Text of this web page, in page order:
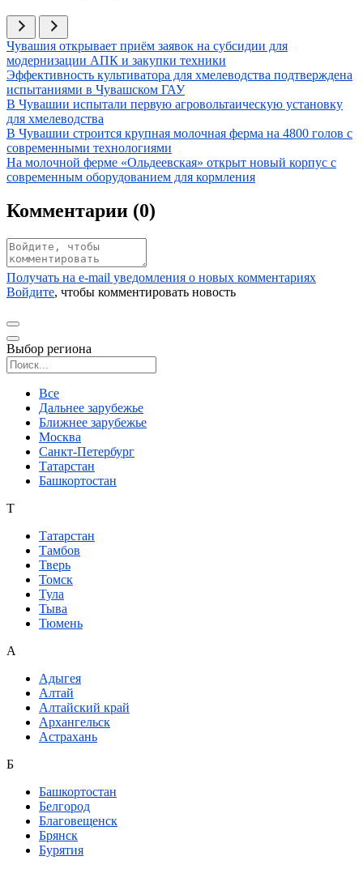
Иллюстрация новости
Чувашия открывает приём заявок на субсидии для
модернизации АПК и закупки техники
Иллюстрация новости
Эффективность культиватора для хмелеводства подтверждена
испытаниями в Чувашском ГАУ
Иллюстрация новости
В Чувашии испытали первую агровольтаическую установку
для хмелеводства
Иллюстрация новости
В Чувашии строится крупная молочная ферма на 4800 голов с
современными технологиями
Иллюстрация новости
На молочной ферме «Ольдеевская» открыт новый корпус с
современным оборудованием для кормления
Комментарии (0)
Получать на e‑mail уведомления о новых комментариях
Войдите, чтобы комментировать новость
Выбор региона
Все
Дальнее зарубежье
Ближнее зарубежье
Москва
Санкт-Петербург
Татарстан
Башкортостан
Т
Татарстан
Тамбов
Тверь
Томск
Тула
Тыва
Тюмень
А
Адыгея
Алтай
Алтайский край
Архангельск
Астрахань
Б
Башкортостан
Белгород
Благовещенск
Брянск
Бурятия